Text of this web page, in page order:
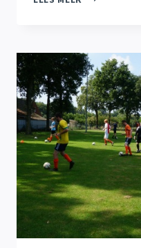
MET
UITDUEL
TEGEN
SPORTCLUB
LOOSBROEK
1